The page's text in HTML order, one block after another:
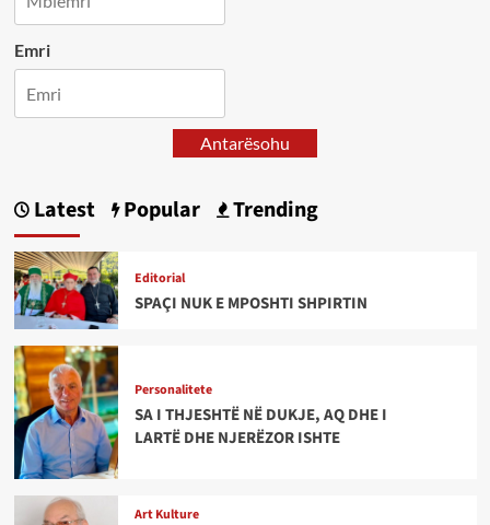
Emri
Antarësohu
Latest Popular Trending
Editorial
SPAÇI NUK E MPOSHTI SHPIRTIN
Personalitete
SA I THJESHTË NË DUKJE, AQ DHE I
LARTË DHE NJERËZOR ISHTE
Art Kulture